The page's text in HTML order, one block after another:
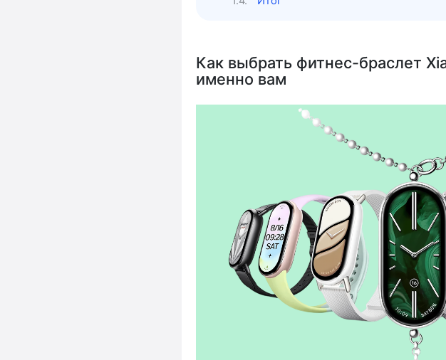
Как выбрать фитнес-браслет
именно вам